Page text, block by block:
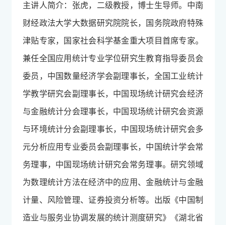
主讲人简介：张虎，二级教授，博士生导师。中南
财经政法大学大数据研究院院长，国务院政府特殊
津贴专家，国家社会科学基金重大项目首席专家。
兼任全国应用统计专业学位研究生教育指导委员会
委员，中国数量经济学会副理事长，全国工业统计
学教学研究会副理事长，中国现场统计研究会经济
与金融统计分会理事长，中国现场统计研究会资源
与环境统计分会副理事长，中国现场统计研究会多
元分析应用专业委员会副理事长，中国统计学会常
务理事，中国现场统计研究会常务理事。研究领域
为数理统计方法在经济中的应用、金融统计与金融
计量、风险管理、证券投资分析等。出版《中国制
造业与服务业协调发展的统计测度研究》《湖北省